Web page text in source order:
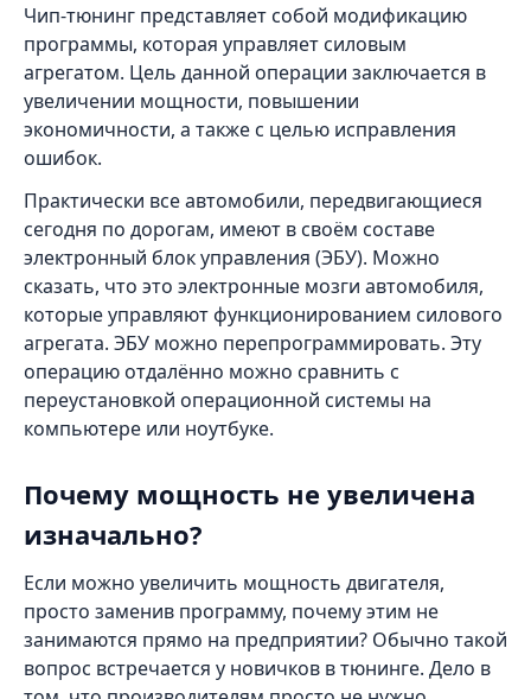
Чип-тюнинг представляет собой модификацию
программы, которая управляет силовым
агрегатом. Цель данной операции заключается в
увеличении мощности, повышении
экономичности, а также с целью исправления
ошибок.
Практически все автомобили, передвигающиеся
сегодня по дорогам, имеют в своём составе
электронный блок управления (ЭБУ). Можно
сказать, что это электронные мозги автомобиля,
которые управляют функционированием силового
агрегата. ЭБУ можно перепрограммировать. Эту
операцию отдалённо можно сравнить с
переустановкой операционной системы на
компьютере или ноутбуке.
Почему мощность не увеличена
изначально?
Если можно увеличить мощность двигателя,
просто заменив программу, почему этим не
занимаются прямо на предприятии? Обычно такой
вопрос встречается у новичков в тюнинге. Дело в